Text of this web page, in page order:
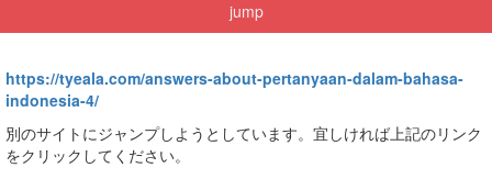
jump
https://tyeala.com/answers-about-pertanyaan-dalam-bahasa-
indonesia-4/
別のサイトにジャンプしようとしています。宜しければ上記のリンク
をクリックしてください。